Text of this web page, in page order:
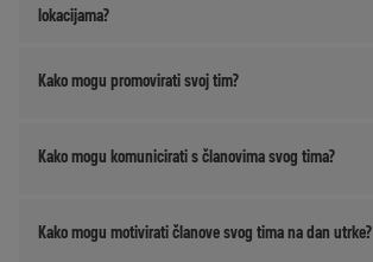
lokacijama?
Kako mogu promovirati svoj tim?
Kako mogu komunicirati s članovima svog tima?
Kako mogu motivirati članove svog tima na dan utrke?